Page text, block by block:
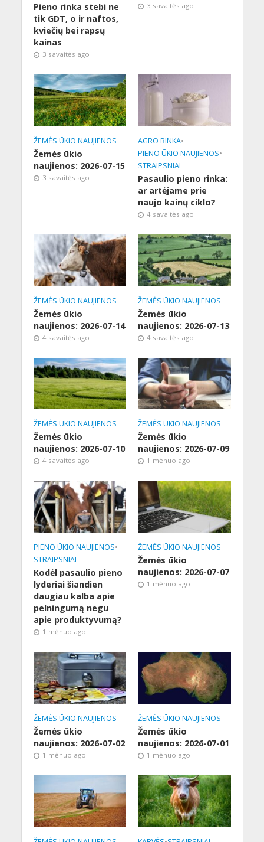
Pieno rinka stebi ne
tik GDT, o ir naftos,
kviečių bei rapsų
kainas
3 savaitės ago
3 savaitės ago
ŽEMĖS ŪKIO NAUJIENOS
Žemės ūkio
naujienos: 2026-07-15
3 savaitės ago
AGRO RINKA•
PIENO ŪKIO NAUJIENOS•
STRAIPSNIAI
Pasaulio pieno rinka:
ar artėjame prie
naujo kainų ciklo?
4 savaitės ago
ŽEMĖS ŪKIO NAUJIENOS
Žemės ūkio
naujienos: 2026-07-14
4 savaitės ago
ŽEMĖS ŪKIO NAUJIENOS
Žemės ūkio
naujienos: 2026-07-13
4 savaitės ago
ŽEMĖS ŪKIO NAUJIENOS
Žemės ūkio
naujienos: 2026-07-10
4 savaitės ago
ŽEMĖS ŪKIO NAUJIENOS
Žemės ūkio
naujienos: 2026-07-09
1 mėnuo ago
PIENO ŪKIO NAUJIENOS•
STRAIPSNIAI
Kodėl pasaulio pieno
lyderiai šiandien
daugiau kalba apie
pelningumą negu
apie produktyvumą?
1 mėnuo ago
ŽEMĖS ŪKIO NAUJIENOS
Žemės ūkio
naujienos: 2026-07-07
1 mėnuo ago
ŽEMĖS ŪKIO NAUJIENOS
Žemės ūkio
naujienos: 2026-07-02
1 mėnuo ago
ŽEMĖS ŪKIO NAUJIENOS
Žemės ūkio
naujienos: 2026-07-01
1 mėnuo ago